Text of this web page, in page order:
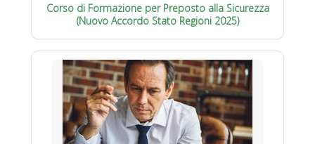
Corso di Formazione per Preposto alla Sicurezza
(Nuovo Accordo Stato Regioni 2025)